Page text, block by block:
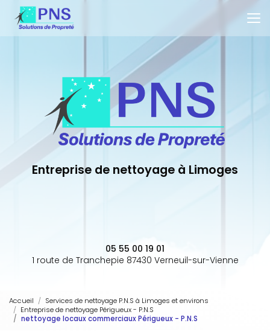
contenu
principal
Entreprise de nettoyage à Limoges
05 55 00 19 01
1 route de Tranchepie 87430 Verneuil-sur-Vienne
Accueil
Services de nettoyage P.N.S à Limoges et environs
Entreprise de nettoyage Périgueux - P.N.S
nettoyage locaux commerciaux Périgueux - P.N.S